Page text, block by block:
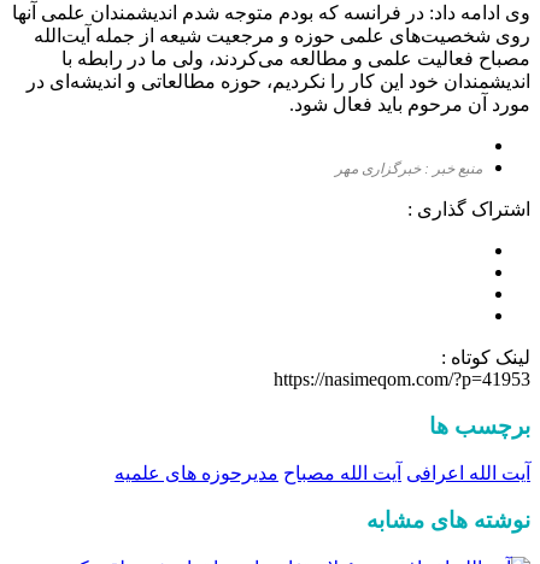
وی ادامه داد: در فرانسه که بودم متوجه شدم اندیشمندان علمی آنها
روی شخصیت‌های علمی حوزه و مرجعیت شیعه از جمله آیت‌الله
مصباح فعالیت علمی و مطالعه می‌کردند، ولی ما در رابطه با
اندیشمندان خود این کار را نکردیم، حوزه مطالعاتی و اندیشه‌ای در
مورد آن مرحوم باید فعال شود.
منبع خبر : خبرگزاری مهر
اشتراک گذاری :
لینک کوتاه :
https://nasimeqom.com/?p=41953
برچسب ها
آیت الله اعرافی آیت الله مصباح مدیرحوزه های علمیه
نوشته های مشابه